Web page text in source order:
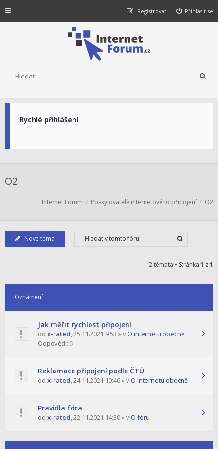
Přihlásit se
Registrovat
Rychlé přihlášení
O2
Internet Forum Poskytovatelé internetového připojení O2
Nové téma
2 témata • Stránka 1 z1
Oznámení
Jak měřit rychlost připojení
od x-rated,25.11.2021 9:53 » v O internetu obecně
Odpovědi: 5
Reklamace připojení podle ČTÚ
od x-rated,24.11.2021 10:46» v O internetu obecně
Pravidla fóra
od x-rated,22.11.2021 14:30» v O fóru